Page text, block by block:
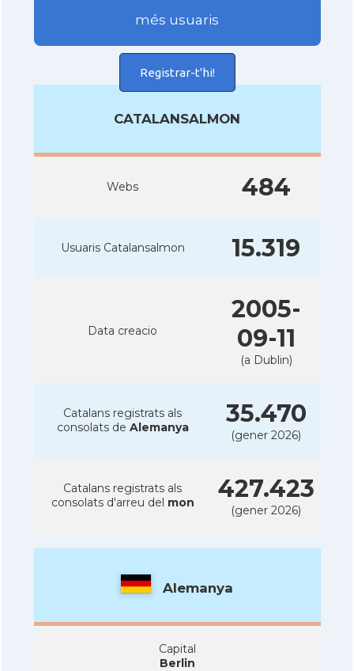
més usuaris
Registrar-t'hi!
CATALANSALMON
Webs 484
Usuaris Catalansalmon 15.319
Data creacio
2005-
09-11
(a Dublin)
Catalans registrats als
consolats de Alemanya 35.470
(gener 2026)
Catalans registrats als
consolats d'arreu del mon 427.423
(gener 2026)
Alemanya
Capital
Berlin